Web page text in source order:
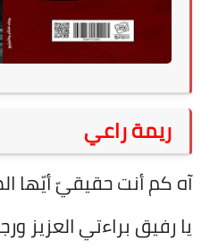
ريمة راعي
آه كم أنت حقيقيّ أيّها
يا رفيق براءتي العزيز